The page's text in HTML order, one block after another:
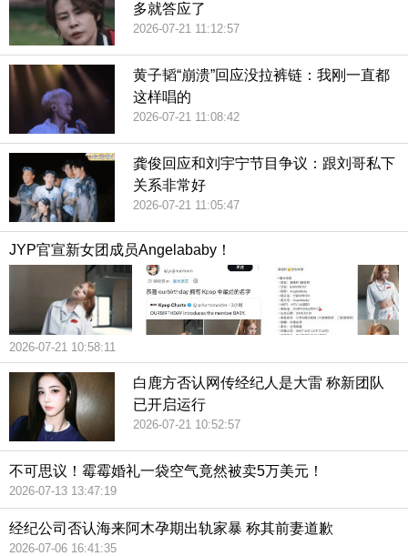
多就答应了
2026-07-21 11:12:57
黄子韬“崩溃”回应没拉裤链：我刚一直都
这样唱的
2026-07-21 11:08:42
龚俊回应和刘宇宁节目争议：跟刘哥私下
关系非常好
2026-07-21 11:05:47
JYP官宣新女团成员Angelababy！
2026-07-21 10:58:11
白鹿方否认网传经纪人是大雷 称新团队
已开启运行
2026-07-21 10:52:57
不可思议！霉霉婚礼一袋空气竟然被卖5万美元！
2026-07-13 13:47:19
经纪公司否认海来阿木孕期出轨家暴 称其前妻道歉
2026-07-06 16:41:35